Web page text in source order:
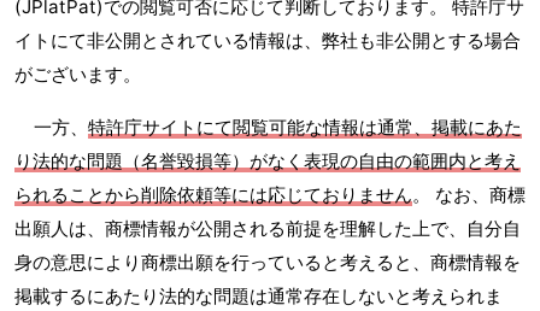
(JPlatPat)での閲覧可否に応じて判断しております。 特許庁サ
イトにて非公開とされている情報は、弊社も非公開とする場合
がございます。
一方、 特許庁サイトにて閲覧可能な情報は通常、掲載にあた
り法的な問題（名誉毀損等）がなく表現の自由の範囲内と考え
られることから削除依頼等には応じておりません。 なお、商標
出願人は、商標情報が公開される前提を理解した上で、自分自
身の意思により商標出願を行っていると考えると、商標情報を
掲載するにあたり法的な問題は通常存在しないと考えられま